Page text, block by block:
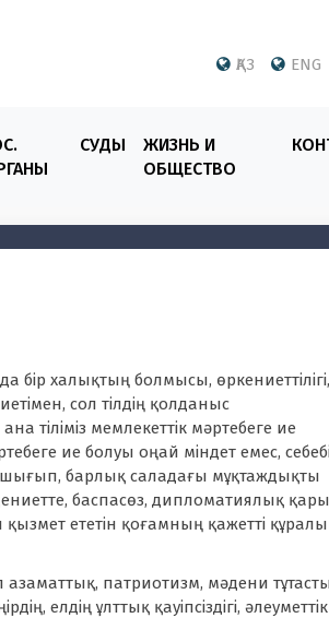
ҚАЗ ENG
СУДЫ
ЖИЗНЬ И
ОБЩЕСТВО
бір халықтың болмысы, өркениеттілігі,
сол тілдің қолданыс
тіліміз мемлекеттік мәртебеге ие
ие болуы оңай міндет емес,
шығып, барлық саладағы мұқтаждықты
баспасөз, дипломатиялық
қызмет ететін қоғамның қажетті
азаматтық, патриотизм, мәдени
елдің ұлттық қауіпсіздігі, әлеуметтік